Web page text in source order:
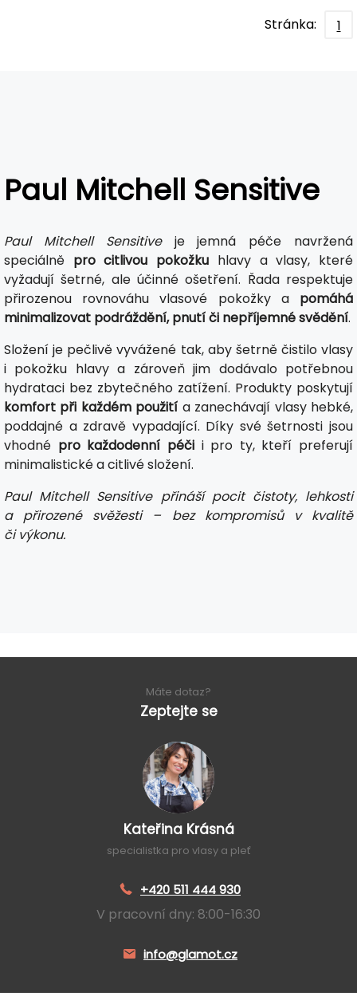
Stránka: 1
Paul Mitchell Sensitive
Paul Mitchell Sensitiveje jemná péče navržená
speciálně pro citlivou pokožku hlavy a vlasy, které
vyžadují šetrné, ale účinné ošetření. Řada respektuje
přirozenou rovnováhu vlasové pokožky a pomáhá
minimalizovat podráždění, pnutí či nepříjemné svědění.
Složení je pečlivě vyvážené tak, aby šetrně čistilo vlasy
i pokožku hlavy a zároveň jim dodávalo potřebnou
hydrataci bez zbytečného zatížení. Produkty poskytují
komfort při každém použití a zanechávají vlasy hebké,
poddajné a zdravě vypadající. Díky své šetrnosti jsou
vhodné pro každodenní péčii pro ty, kteří preferují
minimalistické a citlivé složení.
Paul Mitchell Sensitive přináší pocit čistoty, lehkosti
a přirozené svěžesti – bez kompromisů v kvalitě
či výkonu.
Máte dotaz?
Zeptejte se
Kateřina Krásná
specialistka pro vlasy a pleť
+420 511 444 930
V pracovní dny: 8:00-16:30
info@glamot.cz